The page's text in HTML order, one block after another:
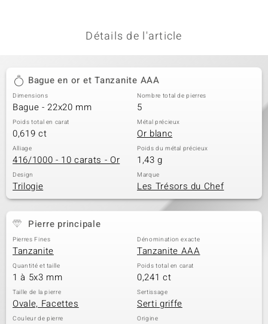
Détails de l'article
Bague en or et Tanzanite AAA
Dimensions
Bague - 22x20 mm
Nombre total de pierres
5
Poids total en carat
0,619 ct
Métal précieux
Or blanc
Alliage
416/1000 - 10 carats - Or
Poids du métal précieux
1,43 g
Design
Trilogie
Marque
Les Trésors du Chef
Pierre principale
Pierres Fines
Tanzanite
Dénomination exacte
Tanzanite AAA
Quantité et taille
1 à 5x3 mm
Poids total en carat
0,241 ct
Taille de la pierre
Ovale, Facettes
Sertissage
Serti griffe
Couleur de pierre Origine